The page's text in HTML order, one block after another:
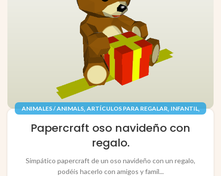
ANIMALES / ANIMALS, ARTÍCULOS PARA REGALAR, INFANTIL,
RECORTABLES PAPERCRAFT
Papercraft oso navideño con
regalo.
Simpático papercraft de un oso navideño con un regalo,
podéis hacerlo con amigos y famil...